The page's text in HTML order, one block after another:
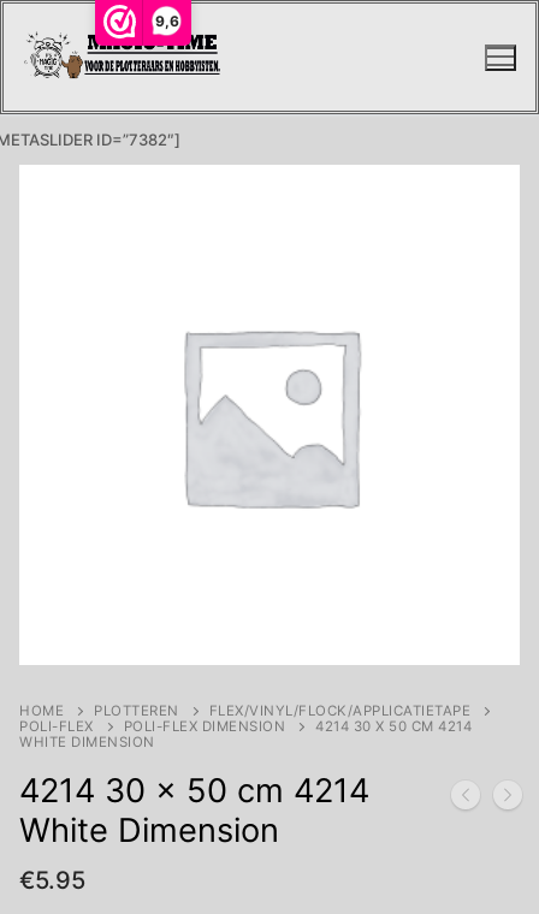
9,6
naar
ID=”7382″]
HOME PLOTTEREN
FLEX/VINYL/FLOCK/APPLICATIETAPE
POLI-FLEX
POLI-FLEX DIMENSION
4214 30 X 50 CM 4214
WHITE DIMENSION
4214 30 x 50 cm 4214
White Dimension
€5.95